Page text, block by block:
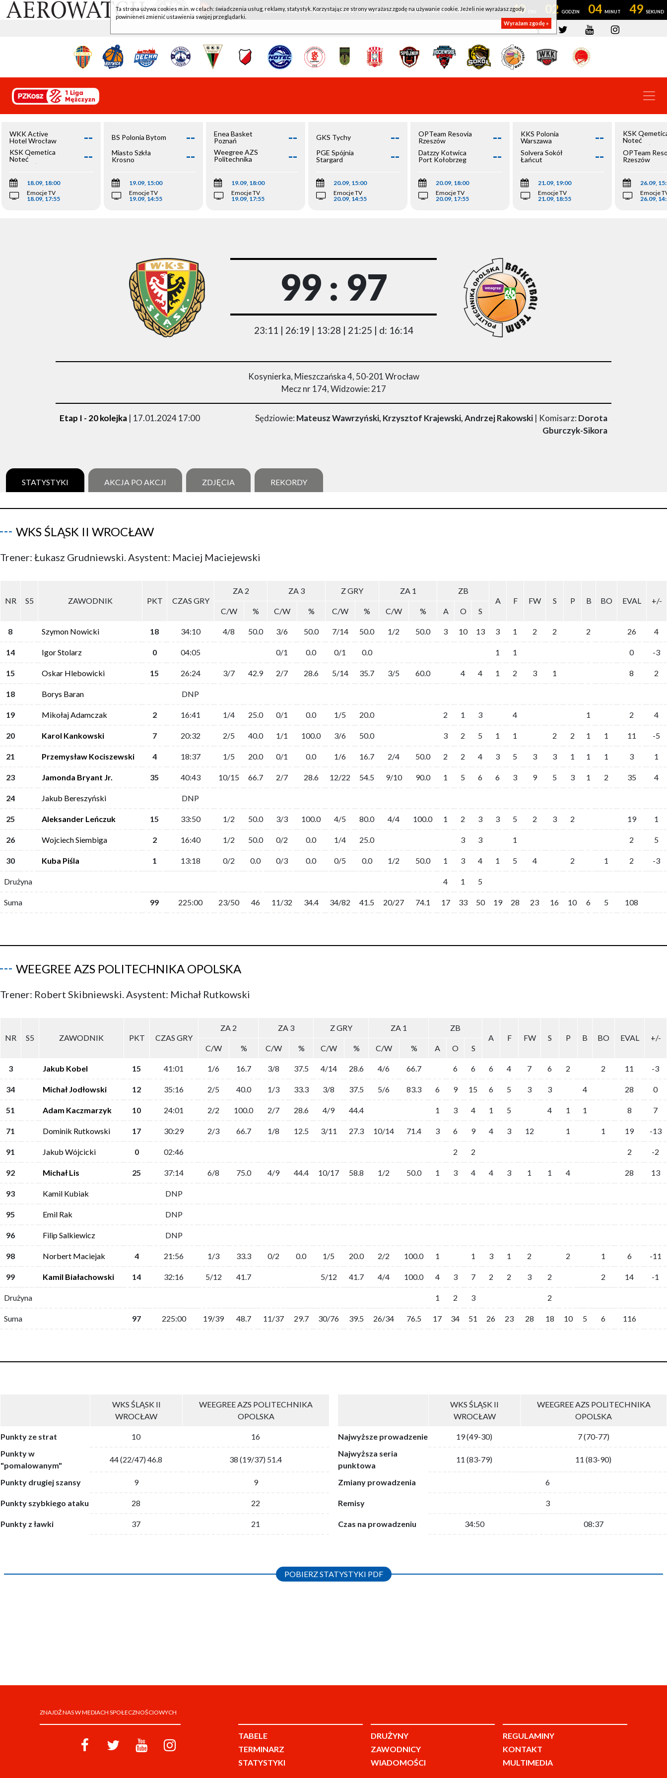
WKK ACTIVE HOTEL WROCŁAW - KSK QEMETICA NOTEĆ INOWROCŁAW 40 02 04 48
WKK Active
Hotel Wrocław
--
KSK Qemetica
Noteć
Inowrocław
--
18.09, 18:00
Emocje TV
18.09, 17:55
BS Polonia Bytom --
Miasto Szkła
Krosno
--
19.09, 15:00
Emocje TV
19.09, 14:55
Enea Basket
Poznań
--
Weegree AZS
Politechnika
--
19.09, 18:00
Emocje TV
19.09, 17:55
GKS Tychy --
PGE Spójnia
Stargard
--
20.09, 15:00
Emocje TV
20.09, 14:55
OPTeam Resovia
Rzeszów
--
Datzzy Kotwica
Port Kołobrzeg
--
20.09, 18:00
Emocje TV
20.09, 17:55
KKS Polonia
Warszawa
--
Solvera Sokół
Łańcut
--
21.09, 19:00
Emocje TV
21.09, 18:55
KSK
Noteć
Inowrocław
OPTeam
Rzeszów
26.09,
Emocje
26.09,
99 : 97
23:11 | 26:19 | 13:28 | 21:25 | d: 16:14
Kosynierka, Mieszczańska 4, 50-201 Wrocław
Mecz nr 174, Widzowie: 217
Etap I - 20 kolejka | 17.01.2024 17:00 Sędziowie: Mateusz Wawrzyński, Krzysztof Krajewski, Andrzej Rakowski| Komisarz: Dorota
Gburczyk-Sikora
STATYSTYKI AKCJA PO AKCJI ZDJĘCIA REKORDY
WKS ŚLĄSK II WROCŁAW
Trener: Łukasz Grudniewski. Asystent: Maciej Maciejewski
NR S5 ZAWODNIK PKT CZAS GRY
ZA 2 ZA 3 Z GRY ZA 1
ZB
A
F FW S P B BO EVAL
+/-
C/W
% C/W % C/W % C/W % A O S
8 Szymon Nowicki 18 34:10 4/8 50.0 3/6 50.0 7/14 50.0 1/2 50.0 3 10 13 3 1 2 2 2 26 4
14 Igor Stolarz 0 04:05 0/1 0.0 0/1 0.0 1 1 0 -3
15 Oskar Hlebowicki 15 26:24 3/7 42.9 2/7 28.6 5/14 35.7 3/5 60.0 4 4 1 2 3 1 8 2
18 Borys Baran DNP
19 Mikołaj Adamczak 2 16:41 1/4 25.0 0/1 0.0 1/5 20.0 2 1 3 4 1 2 4
20 Karol Kankowski 7 20:32 2/5 40.0 1/1 100.0 3/6 50.0 3 2 5 1 1 2 2 1 1 11 -5
21 Przemysław Kociszewski 4 18:37 1/5 20.0 0/1 0.0 1/6 16.7 2/4 50.0 2 2 4 3 5 3 3 1 1 1 3 1
23 Jamonda Bryant Jr. 35 40:43 10/15 66.7 2/7 28.6 12/22 54.5 9/10 90.0 1 5 6 6 3 9 5 3 1 2 35 4
24 Jakub Bereszyński DNP
25 Aleksander Leńczuk 15 33:50 1/2 50.0 3/3 100.0 4/5 80.0 4/4 100.0 1 2 3 3 5 2 3 2 19 1
26 Wojciech Siembiga 2 16:40 1/2 50.0 0/2 0.0 1/4 25.0 3 3 1 2 5
30 Kuba Piśla 1 13:18 0/2 0.0 0/3 0.0 0/5 0.0 1/2 50.0 1 3 4 1 5 4 2 1 2 -3
Drużyna 4 1 5
Suma 99 225:00 23/50 46 11/32 34.4 34/82 41.5 20/27 74.1 17 33 50 19 28 23 16 10 6 5 108
WEEGREE AZS POLITECHNIKA OPOLSKA
Trener: Robert Skibniewski. Asystent: Michał Rutkowski
NR S5 ZAWODNIK PKT CZAS GRY
ZA 2 ZA 3 Z GRY ZA 1
ZB
A
F FW S P B BO EVAL
+/-
C/W
% C/W % C/W % C/W % A O S
3 Jakub Kobel 15 41:01 1/6 16.7 3/8 37.5 4/14 28.6 4/6 66.7 6 6 6 4 7 6 2 2 11 -3
34 Michał Jodłowski 12 35:16 2/5 40.0 1/3 33.3 3/8 37.5 5/6 83.3 6 9 15 6 5 3 3 4 28 0
51 Adam Kaczmarzyk 10 24:01 2/2 100.0 2/7 28.6 4/9 44.4 1 3 4 1 5 4 1 1 8 7
71 Dominik Rutkowski 17 30:29 2/3 66.7 1/8 12.5 3/11 27.3 10/14 71.4 3 6 9 4 3 12 1 1 19 -13
91 Jakub Wójcicki 0 02:46 2 2 2 -2
92 Michał Lis 25 37:14 6/8 75.0 4/9 44.4 10/17 58.8 1/2 50.0 1 3 4 4 3 1 1 4 28 13
93 Kamil Kubiak DNP
95 Emil Rak DNP
96 Filip Salkiewicz DNP
98 Norbert Maciejak 4 21:56 1/3 33.3 0/2 0.0 1/5 20.0 2/2 100.0 1 1 3 1 2 2 1 6 -11
99 Kamil Białachowski 14 32:16 5/12 41.7 5/12 41.7 4/4 100.0 4 3 7 2 2 3 2 2 14 -1
Drużyna 1 2 3 2
Suma 97 225:00 19/39 48.7 11/37 29.7 30/76 39.5 26/34 76.5 17 34 51 26 23 28 18 10 5 6 116
WKS ŚLĄSK II
WROCŁAW
WEEGREE AZS POLITECHNIKA
OPOLSKA
Punkty ze strat 10
16
Punkty w
"pomalowanym"
44 (22/47) 46.8 38 (19/37) 51.4
Punkty drugiej szansy 9 9
Punkty szybkiego ataku 28 22
Punkty z ławki 37 21
WKS ŚLĄSK II
WROCŁAW
WEEGREE AZS POLITECHNIKA
OPOLSKA
Najwyższe prowadzenie 19 (49-30)
7 (70-77)
Najwyższa seria
punktowa
11 (83-79) 11 (83-90)
Zmiany prowadzenia 6
Remisy 3
Czas na prowadzeniu 34:50 08:37
POBIERZ STATYSTYKI PDF
ZNAJDŹ NAS W MEDIACH SPOŁECZNOŚCIOWYCH
TABELE
TERMINARZ
STATYSTYKI
DRUŻYNY
ZAWODNICY
WIADOMOŚCI
REGULAMINY
KONTAKT
MULTIMEDIA
Ta strona używa cookies m.in. w celach: świadczenia usług, reklamy, statystyk. Korzystając ze strony wyrażasz zgodę na używanie cookie. Jeżeli nie wyrażasz zgody
powinieneś zmienić ustawienia swojej przeglądarki.
Wyrażam zgodę »